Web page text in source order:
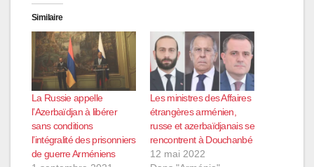
Similaire
La Russie appelle
l’Azerbaïdjan à libérer
sans conditions
l’intégralité des prisonniers
de guerre Arméniens
Les ministres des Affaires
étrangères arménien,
russe et azerbaïdjanais se
rencontrent à Douchanbé
12 mai 2022